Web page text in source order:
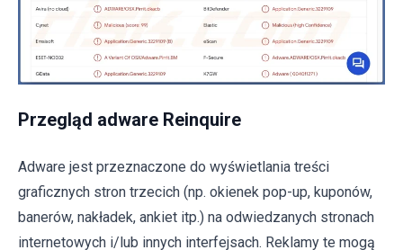
Przegląd adware Reinquire
Adware jest przeznaczone do wyświetlania treści
graficznych stron trzecich (np. okienek pop-up, kuponów,
banerów, nakładek, ankiet itp.) na odwiedzanych stronach
internetowych i/lub innych interfejsach. Reklamy te mogą